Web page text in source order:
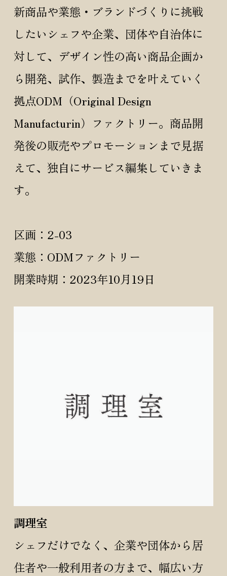
新商品や業態・ブランドづくりに挑戦
したいシェフや企業、団体や自治体に
対して、デザイン性の高い商品企画か
ら開発、試作、製造までを叶えていく
拠点ODM（Original Design
Manufacturin）ファクトリー。商品開
発後の販売やプロモーションまで見据
えて、独自にサービス編集していきま
す。
区画：2-03
業態：ODMファクトリー
開業時期：2023年10月19日
調理室
シェフだけでなく、企業や団体から居
住者や一般利用者の方まで、幅広い方